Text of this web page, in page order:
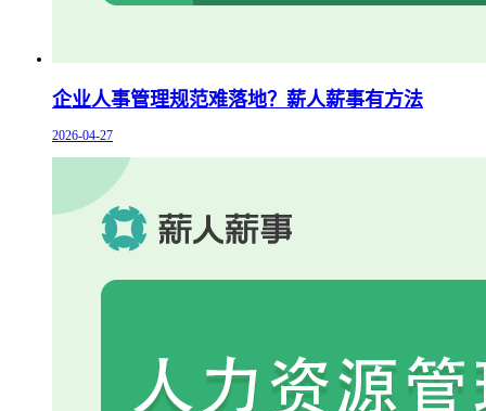
企业人事管理规范难落地？薪人薪事有方法
2026-04-27